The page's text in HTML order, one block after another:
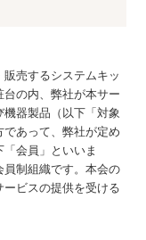
売するシステムキッ
の内、弊社が本サー
器製品（以下「対象
あって、弊社が定め
会員」といいま
制組織です。本会の
ビスの提供を受ける